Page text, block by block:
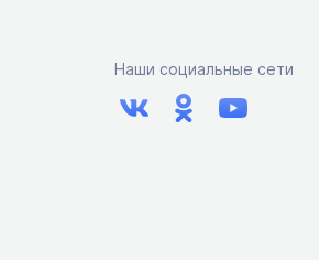
Наши социальные сети